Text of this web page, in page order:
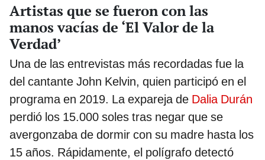
Artistas que se fueron con las
manos vacías de ‘El Valor de la
Verdad’
Una de las entrevistas más recordadas fue la
del cantante John Kelvin, quien participó en el
programa en 2019. La expareja de Dalia Durán
perdió los 15.000 soles tras negar que se
avergonzaba de dormir con su madre hasta los
15 años. Rápidamente, el polígrafo detectó